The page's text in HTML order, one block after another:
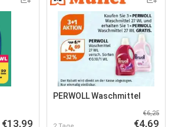
€13,99
PERWOLL Waschmittel
€6,25
€4,69